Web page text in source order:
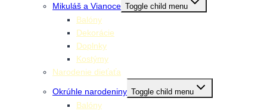
Mikuláš a Vianoce Toggle child menu
Balóny
Dekorácie
Doplnky
Kostýmy
Narodenie dieťaťa
Okrúhle narodeniny Toggle child menu
Balóny